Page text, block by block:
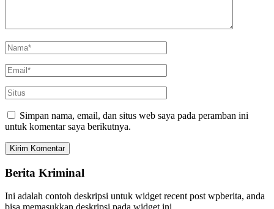
Simpan nama, email, dan situs web saya pada peramban ini
untuk komentar saya berikutnya.
Berita Kriminal
Ini adalah contoh deskripsi untuk widget recent post wpberita, anda